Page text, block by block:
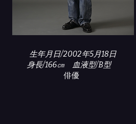
生年月日/2002年5月18日
​身長/166㎝ 血液型/B型
​俳優